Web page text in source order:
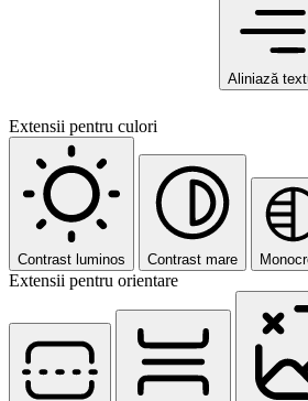
Aliniază
Extensii pentru culori
Contrast luminos Contrast mare
Extensii pentru orientare